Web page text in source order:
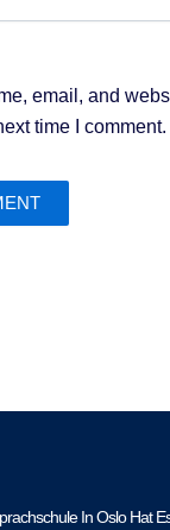
email, and
time I comment.
In Oslo Hat